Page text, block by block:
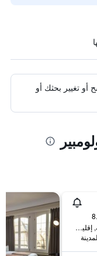
أو تغيير بحثك أو
7 Rue Dietrich, اوبرنيه, إقليم الراين الأسفل, فرنسا